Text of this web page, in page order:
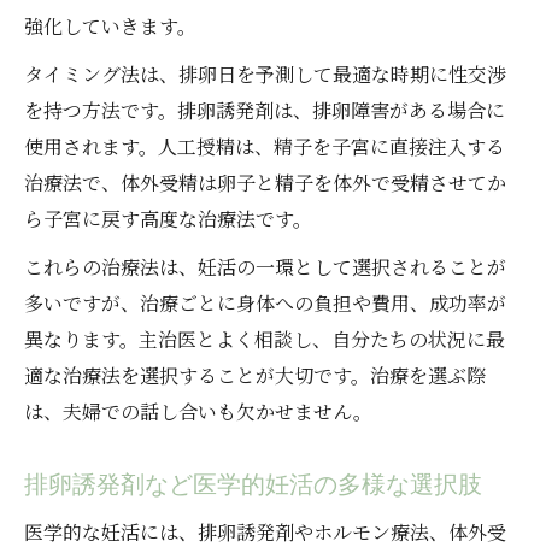
強化していきます。
タイミング法は、排卵日を予測して最適な時期に性交渉
を持つ方法です。排卵誘発剤は、排卵障害がある場合に
使用されます。人工授精は、精子を子宮に直接注入する
治療法で、体外受精は卵子と精子を体外で受精させてか
ら子宮に戻す高度な治療法です。
これらの治療法は、妊活の一環として選択されることが
多いですが、治療ごとに身体への負担や費用、成功率が
異なります。主治医とよく相談し、自分たちの状況に最
適な治療法を選択することが大切です。治療を選ぶ際
は、夫婦での話し合いも欠かせません。
排卵誘発剤など医学的妊活の多様な選択肢
医学的な妊活には、排卵誘発剤やホルモン療法、体外受